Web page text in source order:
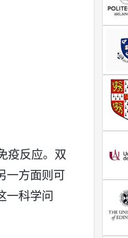
疫反应。双
一方面则可
一科学问